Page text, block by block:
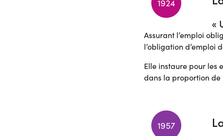
1924
«
Assurant l’emploi
l’obligation d’emploi
Elle instaure pour les
dans la proportion de
1957